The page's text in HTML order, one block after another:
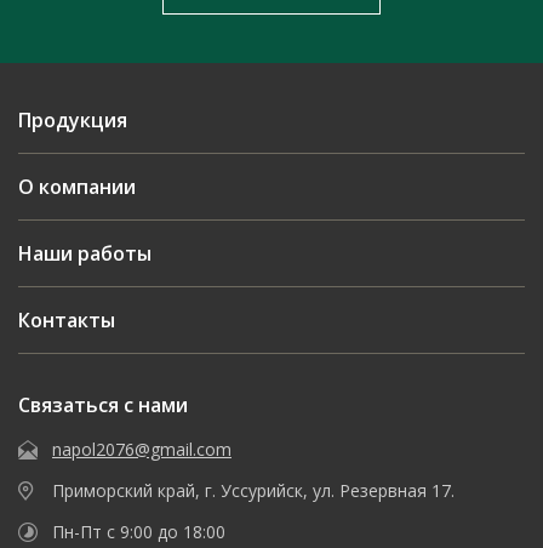
Продукция
О компании
Наши работы
Контакты
Связаться с нами
napol2076@gmail.com
Приморский край, г. Уссурийск, ул. Резервная 17.
Пн-Пт с 9:00 до 18:00